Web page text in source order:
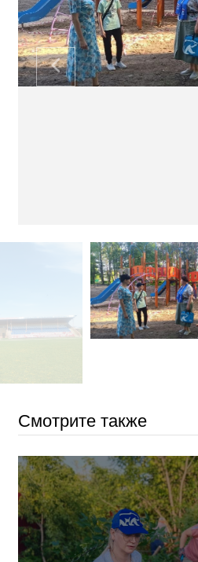
Смотрите также